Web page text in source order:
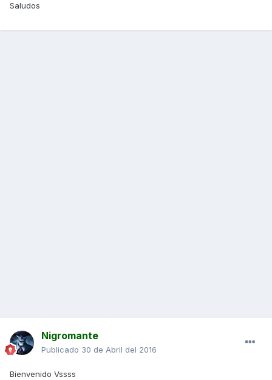
Saludos
Nigromante
Publicado 30 de Abril del 2016
Bienvenido Vssss